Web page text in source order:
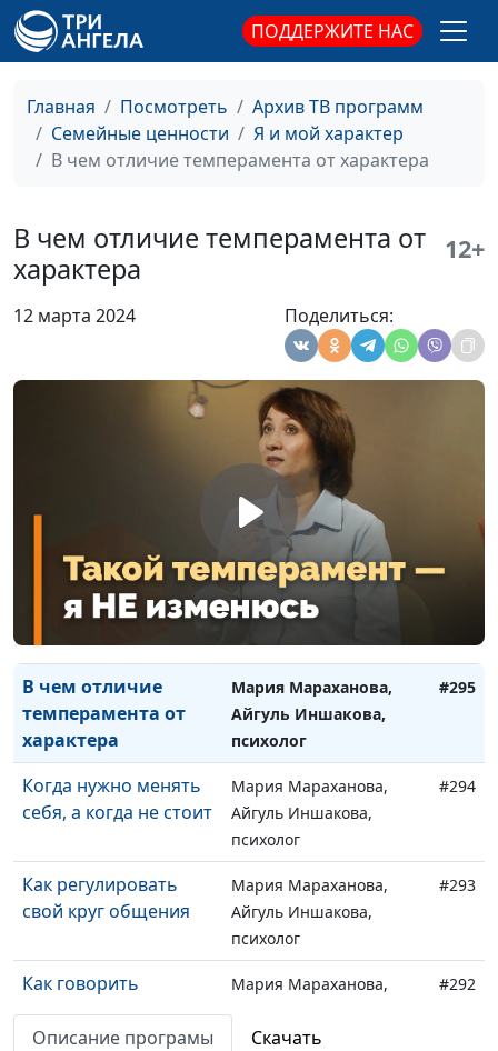
ПОДДЕРЖИТЕ НАС
Главная Посмотреть
Архив ТВ программ
Семейные ценности
Я и мой характер
В чем отличие темперамента от характера
В чем отличие темперамента от
характера
12+
12 марта 2024 Поделиться:
своей жизни
Айгуль Иншакова,
психолог
чувства-сигналы
Айгуль Иншакова,
психолог
психолог
Прокрастинация: это
плохо или хорошо?
Айгуль Иншакова,
психолог
раздражительностью
Юлия Синицына,
Айгуль Иншакова,
психолог
на человека против
Юлия Синицына,
Айгуль Иншакова,
психолог
Как не быть
бесхарактерным и
воспитать волю
Мария Мараханова,
Айгуль Иншакова,
психолог
В чем отличие
темперамента от
характера
Мария Мараханова,
Айгуль Иншакова,
психолог
#295
Когда нужно менять
себя, а когда не стоит
Мария Мараханова,
Айгуль Иншакова,
психолог
#294
Как регулировать
свой круг общения
Мария Мараханова,
Айгуль Иншакова,
психолог
#293
Как говорить
близкому о его
недостатках
Мария Мараханова,
психолог
#292
Описание програмы Скачать